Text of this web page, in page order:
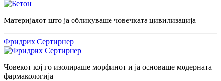
Материјалот што ја обликуваше човечката цивилизација
Фридрих Сертирнер
Човекот кој го изолираше морфинот и ја основаше модерната
фармакологија